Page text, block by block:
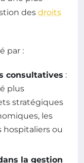
des droits
par :
consultatives :
plus
stratégiques
les
ou
la gestion